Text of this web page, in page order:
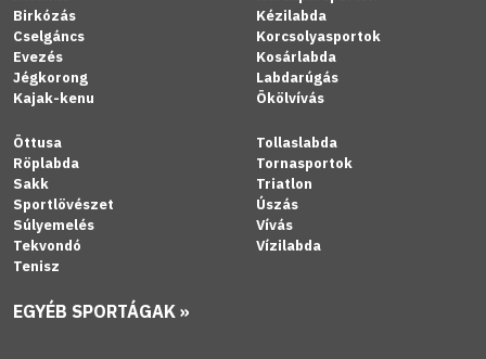
Birkózás
Cselgáncs
Evezés
Jégkorong
Kajak-kenu
Kézilabda
Korcsolyasportok
Kosárlabda
Labdarúgás
Ökölvívás
Öttusa
Röplabda
Sakk
Sportlövészet
Súlyemelés
Tekvondó
Tenisz
Tollaslabda
Tornasportok
Triatlon
Úszás
Vívás
Vízilabda
EGYÉB SPORTÁGAK »